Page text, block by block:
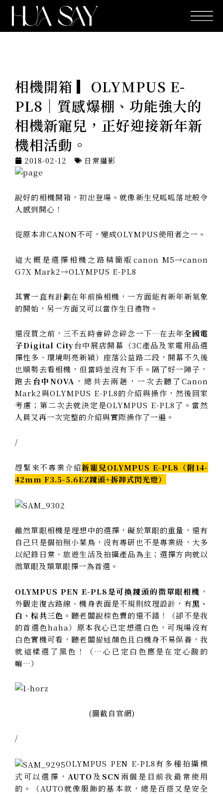
相機開箱 ▎OLYMPUS E-
PL8│質感爆棚、功能強大的
相機新寵兒，正好迎接新年新
機相活動。
2018-02-12 日常攝影
說好的相機開箱，初出登場。就像新生兒呱呱落地般令
人感到開心！
從原本非CANON不可，變成OLYMPUS使用者之一。
這大概是選擇相機之路精簡版canon M5→canon
G7X Mark2→OLYMPUS E-PL8
其實一直有計劃在年前換相機，一方面能有新年新氣象
的開始，另一方面又可以當作生日禮物。
還沒買之前，三不五時會碎念碎念一下…在去年全國電
子Digital City台中展店開幕（3C產品及家電用品選
擇性多、環境明亮新穎）座落公益路二段，開幕不久後
也順勢去看相機，但當時並沒有下手。隔了好一陣子，
跑去台中NOVA ，總共去兩趟，一次去聽了Canon
Mark2與OLYMPUS E-PL8的介紹與操作，然後回家
考慮；第二次去就決定是OLYMPUS E-PL8了。當然
人員又再一次完整的介紹與實際操作了一遍。
/
趕緊來不專業介紹新寵兒OLYMPUS E-PL8（附14-
42mm F3.5-5.6EZ鏡頭+拆卸式閃光燈）
雖然單眼相機是理想中的選擇，礙於單眼的重量，還有
自己只是個拍照小菜鳥，沒有專研也不是專業級，大多
以紀錄日常、旅遊生活及拍攝產品為主；選擇方向就以
微單眼及類單眼擇一為首選。
OLYMPUS PEN E-PL8是可換鏡頭的微單眼相機 ，
外觀走復古路線、機身表面是不規則紋理設計，有黑、
白、棕共三色 。聽老闆說棕色賣的還不錯！（卻不是我
的首選色haha）原本我心已定想選白色，可現場沒有
白色實機可看，聽老闆描述顏色且白機身不易保養，我
就這樣選了黑色！（…心已定白色應是在定心酸的
嘛…）
(圖截自官網)
/
OLYMPUS PEN E-PL8有多種拍攝模
式可以選擇， AUTO及 SCN兩個是目前我最常使用
的。（AUTO就像服飾的基本款，總是百搭又是安全